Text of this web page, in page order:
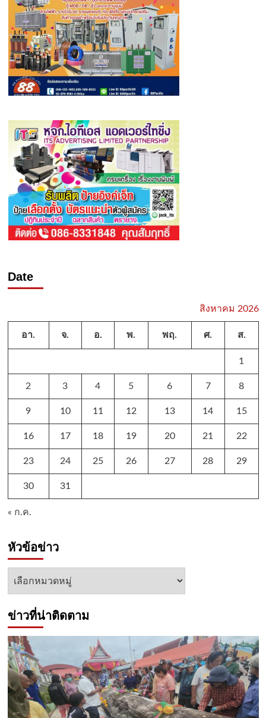
Date
สิงหาคม 2026
อา. จ. อ. พ. พฤ. ศ. ส.
1
2 3 4 5 6 7 8
9 10 11 12 13 14 15
16 17 18 19 20 21 22
23 24 25 26 27 28 29
30 31
« ก.ค.
หัวข้อข่าว
หัวข้อ
ข่าวที่น่าติดตาม